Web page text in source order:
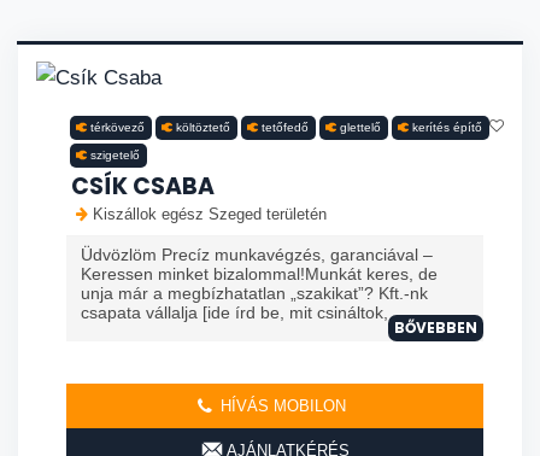
térkövező költöztető tetőfedő glettelő kerítés építő
szigetelő
CSÍK CSABA
Kiszállok egész Szeged területén
Üdvözlöm Precíz munkavégzés, garanciával –
Keressen minket bizalommal!Munkát keres, de
unja már a megbízhatatlan „szakikat”? Kft.-nk
csapata vállalja [ide írd be, mit csináltok, ...
BŐVEBBEN
HÍVÁS MOBILON
AJÁNLATKÉRÉS